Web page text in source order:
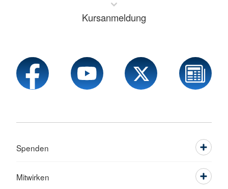
Kursanmeldung
Spenden
Mitwirken